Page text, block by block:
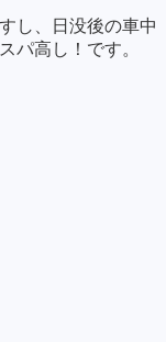
し、日没後の車中
パ高し！です。